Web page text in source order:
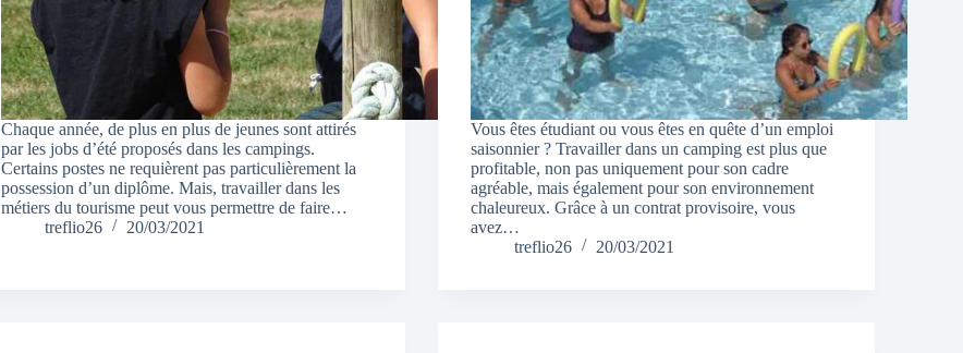
Chaque année, de plus en plus de jeunes sont attirés
par les jobs d’été proposés dans les campings.
Certains postes ne requièrent pas particulièrement la
possession d’un diplôme. Mais, travailler dans les
métiers du tourisme peut vous permettre de faire…
treflio26
20/03/2021
Vous êtes étudiant ou vous êtes en quête d’un emploi
saisonnier ? Travailler dans un camping est plus que
profitable, non pas uniquement pour son cadre
agréable, mais également pour son environnement
chaleureux. Grâce à un contrat provisoire, vous
avez…
treflio26
20/03/2021